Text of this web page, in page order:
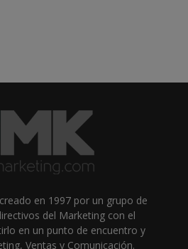
en 1997 por un grupo de
del Marketing con el
en un punto de encuentro y
Ventas y Comunicación.